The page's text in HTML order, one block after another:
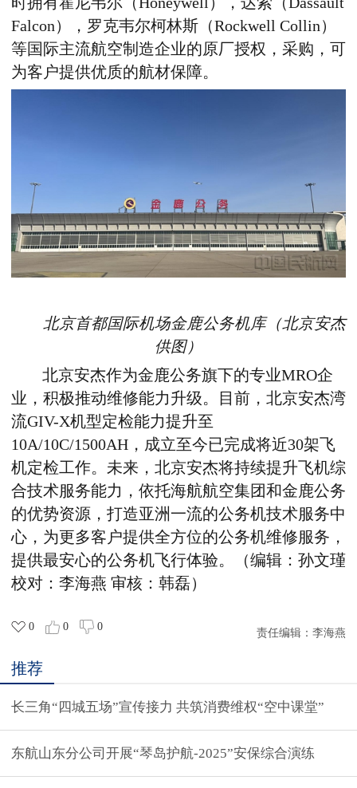
Falcon），罗克韦尔柯林斯（Rockwell Collin）
等国际主流航空制造企业的原厂授权，采购，可
为客户提供优质的航材保障。
北京首都国际机场金鹿公务机库（北京安杰
供图）
北京安杰作为金鹿公务旗下的专业MRO企
业 ，积极推动维修能力升级。 目前， 北京安杰湾
流GIV-X机型定检能力提升至
10A/10C/1500AH， 成立至今已完成将近30架飞
机定检工作。 未来，北京安杰将持续提升飞机综
合技术服务能力，依托海航航空集团和金鹿公务
的优势资源，打造亚洲一流的公务机技术服务中
心，为更多客户提供全方位的公务机维修服务，
提供最安心的公务机飞行体验。（编辑：孙文瑾
校对：李海燕 审核：韩磊）
0 0 0
责任编辑： 李海燕
推荐
长三角“四城五场”宣传接力 共筑消费维权“空中课堂”
东航山东分公司开展“琴岛护航-2025”安保综合演练